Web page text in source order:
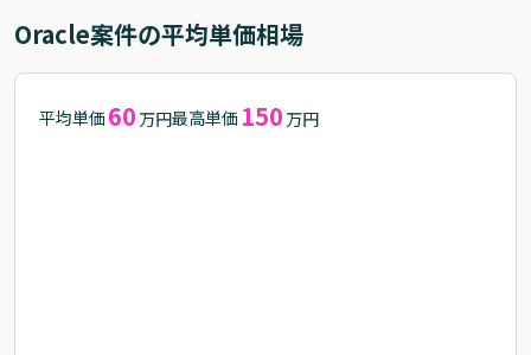
Oracle案件の平均単価相場
平均単価 60 万円最高単価 150 万円